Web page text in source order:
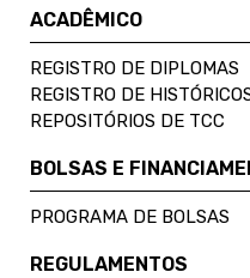
ACADÊMICO
REGISTRO DE DIPLOMAS
REGISTRO DE
REPOSITÓRIOS DE TCC
BOLSAS E
PROGRAMA DE BOLSAS
REGULAMENTOS